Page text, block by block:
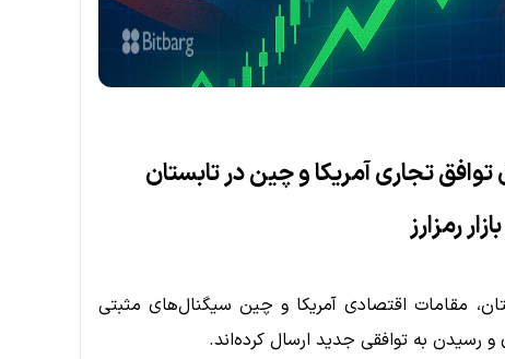
تجاری آمریکا و چین در تابستان
مقامات اقتصادی آمریکا و چین سیگنال‌های مثبتی
و رسیدن به توافقی جدید ارسال کرده‌اند.